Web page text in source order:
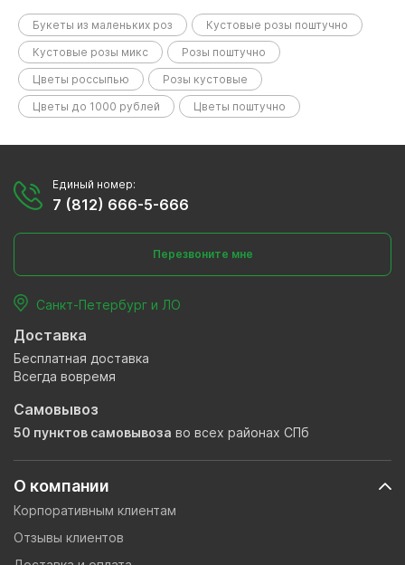
Букеты из маленьких роз
Кустовые розы поштучно
Кустовые розы микс
Розы поштучно
Цветы россыпью
Розы кустовые
Цветы до 1000 рублей
Цветы поштучно
О компании
Корпоративным клиентам
Отзывы клиентов
Единый номер:
7 (812) 666-5-666
Перезвоните мне
Санкт-Петербург и ЛО
Доставка
Бесплатная доставка
Всегда вовремя
Самовывоз
50 пунктов самовывоза во всех районах СПб